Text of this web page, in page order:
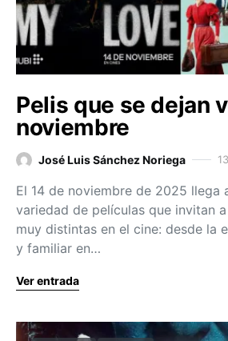
Pelis que se dejan
noviembre
José Luis Sánchez Noriega
El 14 de noviembre de 2025 llega
variedad de películas que invitan
muy distintas en el cine: desde la
y familiar en…
Ver entrada